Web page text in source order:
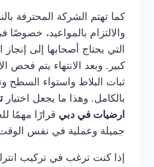
كما تهتم الشركة المحترفة
والالتزام بالمواعيد، خصوصًا
التي يحتاج أصحابها إلى
كبير. وبعد الانتهاء يتم فحص
ثبات البلاط واستواء السطح
بالكامل. وهذا ما يجعل اختيار
ارضيات في دبي قرارًا مهمًا
جميلة وعملية في نفس
إذا كنت ترغب في تركيب